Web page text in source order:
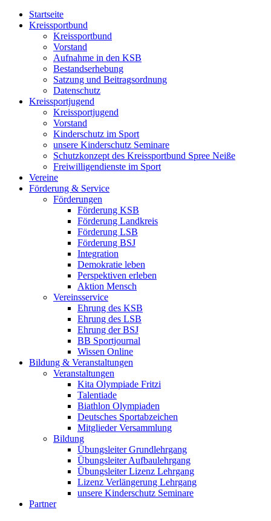
Startseite
Kreissportbund
Kreissportbund
Vorstand
Aufnahme in den KSB
Bestandserhebung
Satzung und Beitragsordnung
Datenschutz
Kreissportjugend
Kreissportjugend
Vorstand
Kinderschutz im Sport
unsere Kinderschutz Seminare
Schutzkonzept des Kreissportbund Spree Neiße
Freiwilligendienste im Sport
Vereine
Förderung & Service
Förderungen
Förderung KSB
Förderung Landkreis
Förderung LSB
Förderung BSJ
Integration
Demokratie leben
Perspektiven erleben
Aktion Mensch
Vereinsservice
Ehrung des KSB
Ehrung des LSB
Ehrung der BSJ
BB Sportjournal
Wissen Online
Bildung & Veranstaltungen
Veranstaltungen
Kita Olympiade Fritzi
Talentiade
Biathlon Olympiaden
Deutsches Sportabzeichen
Mitglieder Versammlung
Bildung
Übungsleiter Grundlehrgang
Übungsleiter Aufbaulehrgang
Übungsleiter Lizenz Lehrgang
Lizenz Verlängerung Lehrgang
unsere Kinderschutz Seminare
Partner